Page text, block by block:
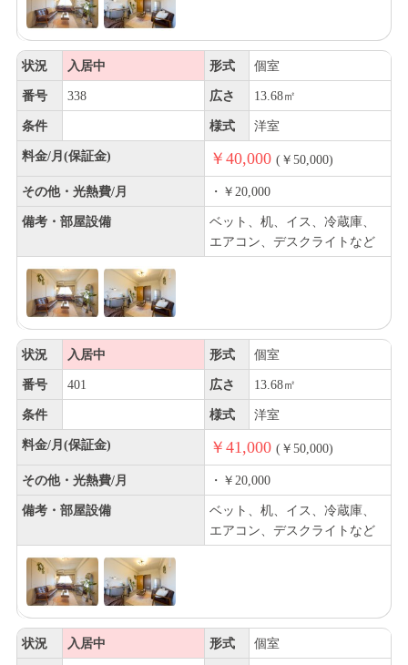
状況 入居中 形式 個室
番号 338 広さ 13.68㎡
条件 様式 洋室
料金/月(保証金) ￥40,000 (￥50,000)
その他・光熱費/月 ・￥20,000
備考・部屋設備
ベット、机、イス、冷蔵庫、
エアコン、デスクライトなど
状況 入居中 形式 個室
番号 401 広さ 13.68㎡
条件 様式 洋室
料金/月(保証金) ￥41,000 (￥50,000)
その他・光熱費/月 ・￥20,000
備考・部屋設備
ベット、机、イス、冷蔵庫、
エアコン、デスクライトなど
状況 入居中 形式 個室